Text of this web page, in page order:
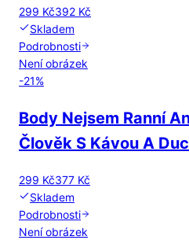
299 Kč392 Kč
Skladem
Podrobnosti
Není obrázek
-21%
Body Nejsem Ranní
Člověk S Kávou A
299 Kč377 Kč
Skladem
Podrobnosti
Není obrázek